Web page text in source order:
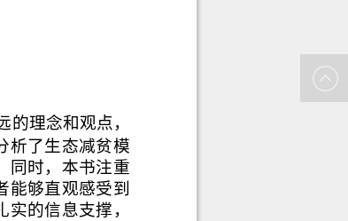
理念和观点，
析了生态减贫模
同时，本书注重
能够直观感受到
的信息支撑，